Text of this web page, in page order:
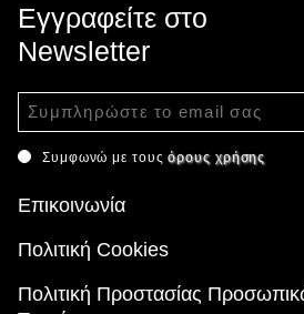
Εγγραφείτε στο
Newsletter
Συμφωνώ με τουςόρους χρήσης
Επικοινωνία
Πολιτική Cookies
Πολιτική Προστασίας